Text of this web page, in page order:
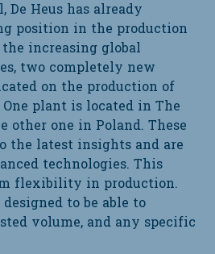
De Heus has already
position in the production
increasing global
two completely new
on the production of
plant is located in The
other one in Poland. These
the latest insights and are
technologies. This
flexibility in production.
to be able to
volume, and any specific